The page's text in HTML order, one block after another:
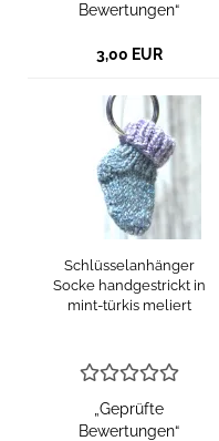
Bewertungen“
3,00 EUR
Schlüsselanhänger
Socke handgestrickt in
mint-türkis meliert
„Geprüfte
Bewertungen“